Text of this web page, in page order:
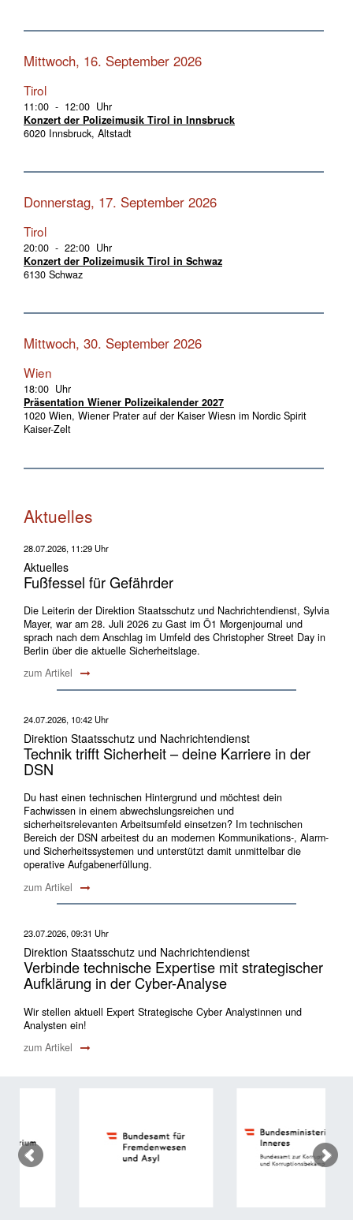
Mittwoch, 16. September 2026
Tirol
11:00 - 12:00 Uhr
Konzert der Polizeimusik Tirol in Innsbruck
6020 Innsbruck, Altstadt
Donnerstag, 17. September 2026
Tirol
20:00 - 22:00 Uhr
Konzert der Polizeimusik Tirol in Schwaz
6130 Schwaz
Mittwoch, 30. September 2026
Wien
18:00 Uhr
Präsentation Wiener Polizeikalender 2027
1020 Wien, Wiener Prater auf der Kaiser Wiesn im Nordic Spirit
Kaiser-Zelt
Aktuelles
28.07.2026, 11:29 Uhr
Aktuelles
Fußfessel für Gefährder
Die Leiterin der Direktion Staatsschutz und Nachrichtendienst, Sylvia
Mayer, war am 28. Juli 2026 zu Gast im Ö1 Morgenjournal und
sprach nach dem Anschlag im Umfeld des Christopher Street Day in
Berlin über die aktuelle Sicherheitslage.
zum Artikel
24.07.2026, 10:42 Uhr
Direktion Staatsschutz und Nachrichtendienst
Technik trifft Sicherheit – deine Karriere in der
DSN
Du hast einen technischen Hintergrund und möchtest dein
Fachwissen in einem abwechslungsreichen und
sicherheitsrelevanten Arbeitsumfeld einsetzen? Im technischen
Bereich der DSN arbeitest du an modernen Kommunikations-, Alarm-
und Sicherheitssystemen und unterstützt damit unmittelbar die
operative Aufgabenerfüllung.
zum Artikel
23.07.2026, 09:31 Uhr
Direktion Staatsschutz und Nachrichtendienst
Verbinde technische Expertise mit strategischer
Aufklärung in der Cyber-Analyse
Wir stellen aktuell Expert Strategische Cyber Analystinnen und
Analysten ein!
zum Artikel